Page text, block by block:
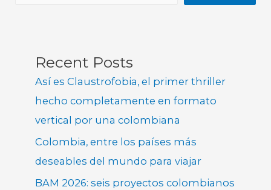
Recent Posts
Así es Claustrofobia, el primer thriller
hecho completamente en formato
vertical por una colombiana
Colombia, entre los países más
deseables del mundo para viajar
BAM 2026: seis proyectos colombianos